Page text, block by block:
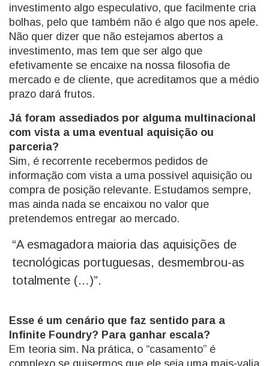
investimento algo especulativo, que facilmente cria
bolhas, pelo que também não é algo que nos apele.
Não quer dizer que não estejamos abertos a
investimento, mas tem que ser algo que
efetivamente se encaixe na nossa filosofia de
mercado e de cliente, que acreditamos que a médio
prazo dará frutos.
Já foram assediados por alguma multinacional
com vista a uma eventual aquisição ou
parceria?
Sim, é recorrente recebermos pedidos de
informação com vista a uma possível aquisição ou
compra de posição relevante. Estudamos sempre,
mas ainda nada se encaixou no valor que
pretendemos entregar ao mercado.
“A esmagadora maioria das aquisições de
tecnológicas portuguesas, desmembrou-as
totalmente (…)”.
Esse é um cenário que faz sentido para a
Infinite Foundry? Para ganhar escala?
Em teoria sim. Na prática, o “casamento” é
complexo se quisermos que ele seja uma mais-valia